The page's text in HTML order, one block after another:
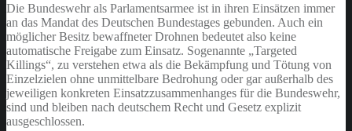
Die Bundeswehr als Parlamentsarmee ist in ihren Einsätzen immer
an das Mandat des Deutschen Bundestages gebunden. Auch ein
möglicher Besitz bewaffneter Drohnen bedeutet also keine
automatische Freigabe zum Einsatz. Sogenannte „Targeted
Killings“, zu verstehen etwa als die Bekämpfung und Tötung von
Einzelzielen ohne unmittelbare Bedrohung oder gar außerhalb des
jeweiligen konkreten Einsatzzusammenhanges für die Bundeswehr,
sind und bleiben nach deutschem Recht und Gesetz explizit
ausgeschlossen.